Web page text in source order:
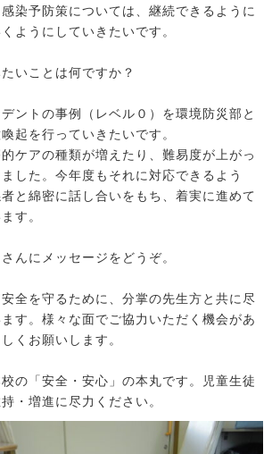
染予防策については、継続できるように
ようにしていきたいです。
いことは何ですか？
ントの事例（レベル０）を環境防災部と
起を行っていきたいです。
ケアの種類が増えたり、難易度が上がっ
した。今年度もそれに対応できるよう
と綿密に話し合いをもち、着実に進めて
す。
んにメッセージをどうぞ。
全を守るために、分掌の先生方と共に尽
す。様々な面でご協力いただく機会があ
くお願いします。
の「安全・安心」の本丸です。児童生徒
・増進に尽力ください。